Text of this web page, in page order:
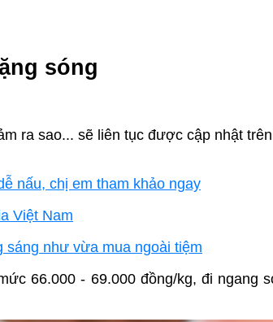
sóng
ra sao... sẽ liên tục được cập nhật
nấu, chị em tham khảo ngay
Việt Nam
sáng như vừa mua ngoài tiệm
66.000 - 69.000 đồng/kg, đi ngang